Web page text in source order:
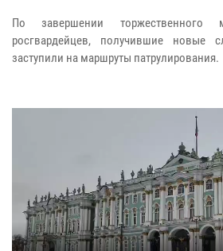
По завершении торжественного
росгвардейцев, получившие новые
заступили на маршруты патрулирования.​​​​​​​